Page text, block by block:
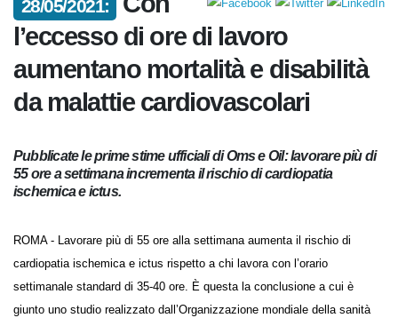
28/05/2021:
Con
l’eccesso di ore di lavoro
aumentano mortalità e
disabilità da malattie
cardiovascolari
Pubblicate le prime stime ufficiali di Oms e Oil: lavorare più
ROMA - Lavorare più di 55 ore alla settimana aumenta il rischio di
cardiopatia ischemica e ictus rispetto a chi lavora con l’orario